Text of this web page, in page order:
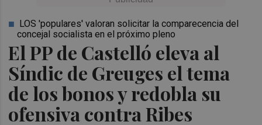
El PP de Castelló eleva al
Síndic de Greuges el tema
de los bonos y redobla su
ofensiva contra Ribes
LOS 'populares' valoran solicitar la comparecencia del
concejal socialista en el próximo pleno